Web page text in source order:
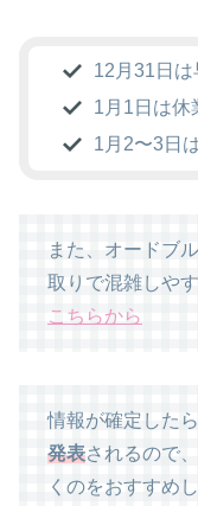
12月31日
1月1日は休
1月2〜3日
また、オードブ
取りで混雑しやす
こちらから
情報が確定したら
発表されるので
くのをおすすめし